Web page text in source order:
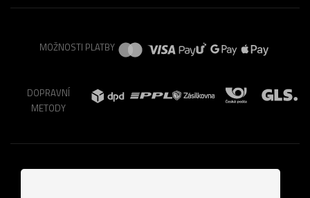
MOŽNOSTI PLATBY
DOPRAVNÍ
METODY